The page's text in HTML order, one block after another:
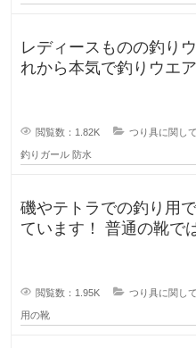
レディースものの釣りウ
れから本気で釣りウエ
閲覧数：1.82K つり具に関して
釣りガール 防水
磯やテトラでの釣り用
ています！ 普通の靴で
閲覧数：1.95K つり具に関して
用の靴